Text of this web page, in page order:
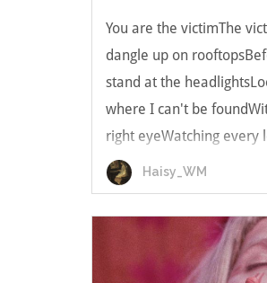
You are the victimThe
dangle up on
stand at the
where I can't be
right eyeWatching every
battlegroundคุณคือเหยื่อเ
ห้อยโหนไปมาบนดาดฟ้า
ล...
Haisy_WM